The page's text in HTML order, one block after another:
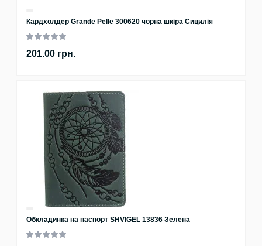
Кардхолдер Grande Pelle 300620 чорна шкіра Сицилія
201.00 грн.
Обкладинка на паспорт SHVIGEL 13836 Зелена